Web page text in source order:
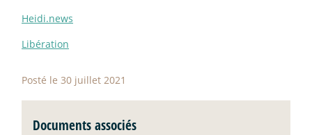
Heidi.news
Libération
Posté le 30 juillet 2021
Documents associés